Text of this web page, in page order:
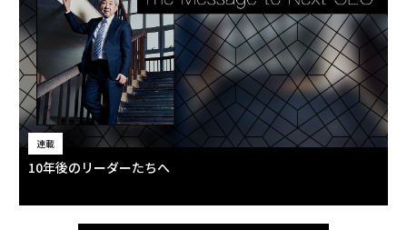
連載
10年後のリーダーたちへ